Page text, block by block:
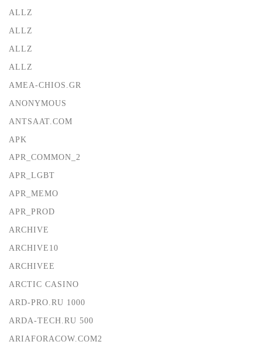
ALLZ
ALLZ
ALLZ
ALLZ
AMEA-CHIOS.GR
ANONYMOUS
ANTSAAT.COM
APK
APR_COMMON_2
APR_LGBT
APR_MEMO
APR_PROD
ARCHIVE
ARCHIVE10
ARCHIVEE
ARCTIC CASINO
ARD-PRO.RU 1000
ARDA-TECH.RU 500
ARIAFORACOW.COM2